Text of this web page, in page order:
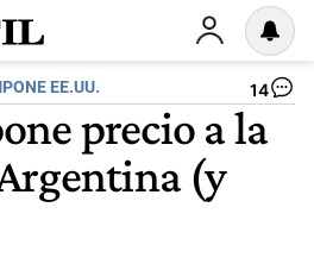
EE.UU. 14
precio a la
(y